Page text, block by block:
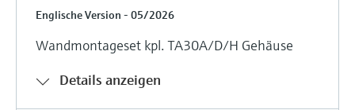
Englische Version - 05/2026
Wandmontageset kpl. TA30A/D/H Gehäuse
Details anzeigen